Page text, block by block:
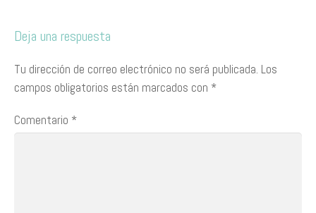
Deja una respuesta
Tu dirección de correo electrónico no será publicada. Los
campos obligatorios están marcados con *
Comentario *